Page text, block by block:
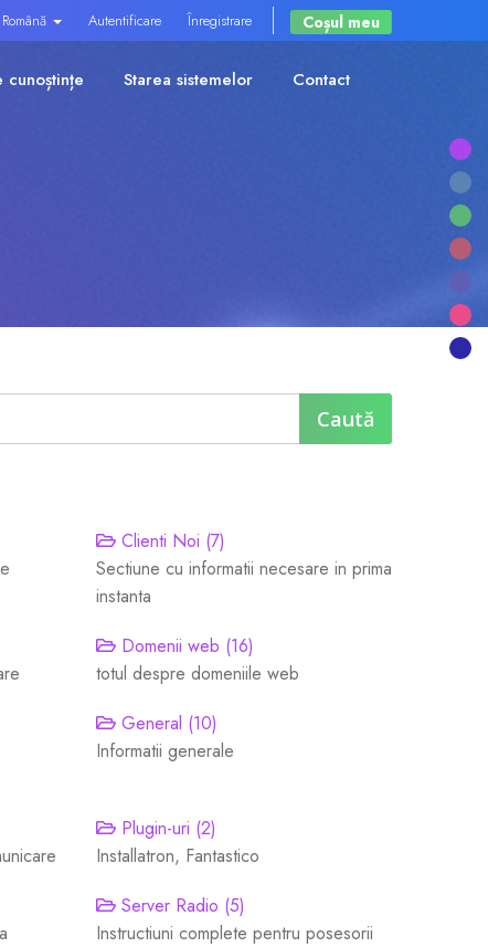
Română Autentificare Înregistrare Coșul meu
Starea sistemelor Contact
Clienti Noi (7)
Sectiune cu informatii necesare in prima
instanta
Domenii web (16)
totul despre domeniile web
General (10)
Informatii generale
Plugin-uri (2)
Installatron, Fantastico
Server Radio (5)
Instructiuni complete pentru posesorii